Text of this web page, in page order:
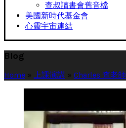
查叔讀書會舊音檔
美國新時代基金會
心靈宇宙連結
Blog
Home » 上課演講 » Charles 查老師